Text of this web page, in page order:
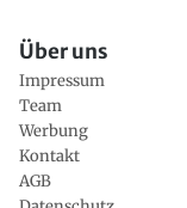
Über uns
Impressum
Team
Werbung
Kontakt
AGB